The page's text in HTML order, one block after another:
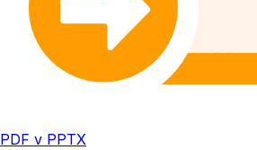
PDF v PPTX